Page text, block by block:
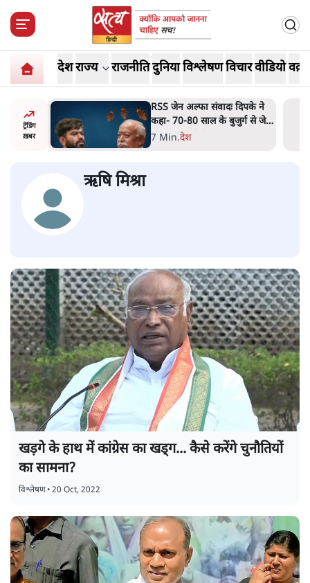
देशराज्य राजनीतिदुनियाविश्लेषणविचारवीडियो
ट्रेंडिंग
ख़बर
RSS जेन अल्फा संवादः दिपके ने
कहा- 70-80 साल के बुजुर्ग से जेन
जी को क्या मिलेगा
7 Min
ऋषि मिश्रा
खड़गे के हाथ में कांग्रेस का खड्ग... कैसे करेंगे चुनौतियों
का सामना?
विश्लेषण•20 Oct, 2022